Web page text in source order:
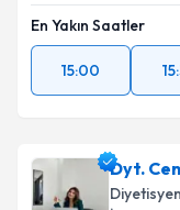
En Yakın Saatler
15:00
Dyt.
Diyetisyen